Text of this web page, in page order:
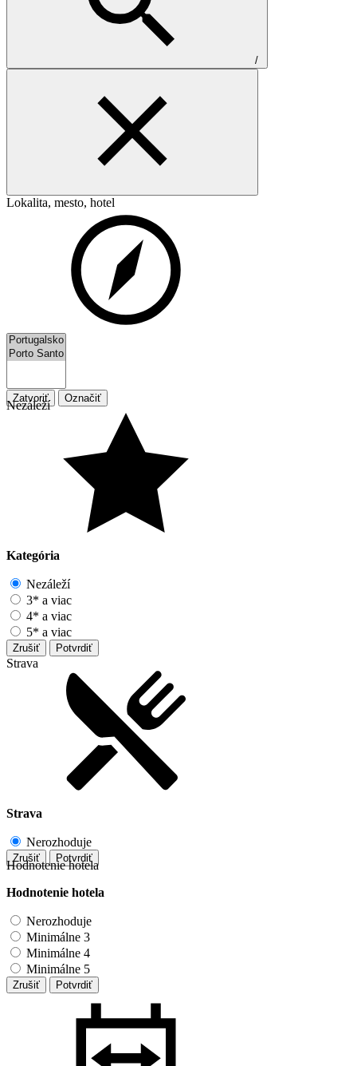
/
Lokalita, mesto, hotel
Zatvoriť Označiť
Nezáleží
Kategória
Nezáleží
3* a viac
4* a viac
5* a viac
Zrušiť Potvrdiť
Strava
Strava
Nerozhoduje
Zrušiť Potvrdiť
Hodnotenie hotela
Hodnotenie hotela
Nerozhoduje
Minimálne 3
Minimálne 4
Minimálne 5
Zrušiť Potvrdiť